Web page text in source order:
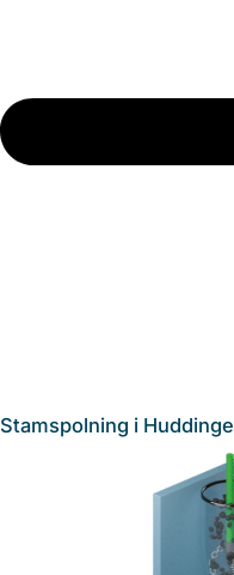
Stamspolning i Huddinge